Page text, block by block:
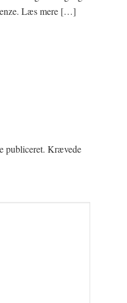
Læs mere […]
publiceret. Krævede